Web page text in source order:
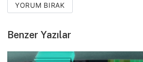
YORUM BIRAK
Benzer Yazılar